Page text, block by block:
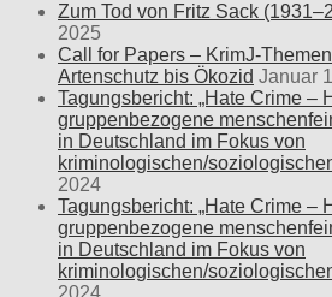
Zum Tod von Fritz Sack
2025
Call for Papers – KrimJ-
Artenschutz bis Ökozid Januar
Tagungsbericht: „Hate Crime –
gruppenbezogene
in Deutschland im Fokus von
kriminologischen/
2024
Tagungsbericht: „Hate Crime –
gruppenbezogene
in Deutschland im Fokus von
kriminologischen/
2024